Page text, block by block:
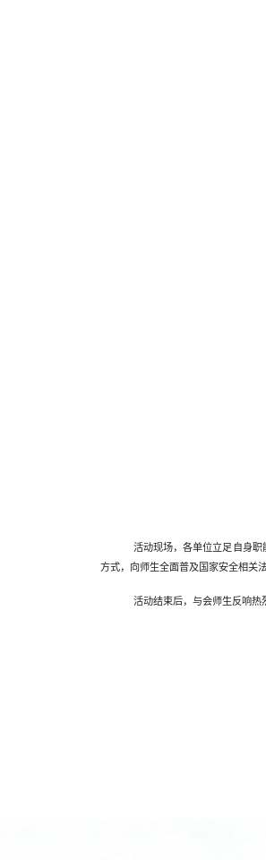
活动现场，各单位立足自身
方式，向师生全面普及国家安全相关
活动结束后，与会师生反响热